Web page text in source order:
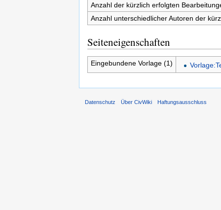
Anzahl der kürzlich erfolgten
Anzahl unterschiedlicher Autoren der
Seiteneigenschaften
Eingebundene Vorlage (1)
Datenschutz Über CivWiki Haftungsausschluss